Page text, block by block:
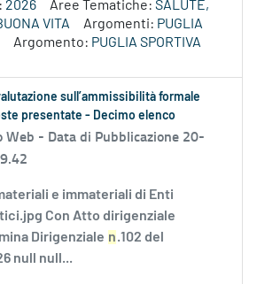
2026 Aree Tematiche: SALUTE,
VITA
Argomenti: PUGLIA
Argomento: PUGLIA SPORTIVA
sull’ammissibilità formale
presentate - Decimo elenco
Web - Data di Pubblicazione 20-
e immateriali di Enti
Con Atto dirigenziale
Dirigenziale n.102 del
null null...